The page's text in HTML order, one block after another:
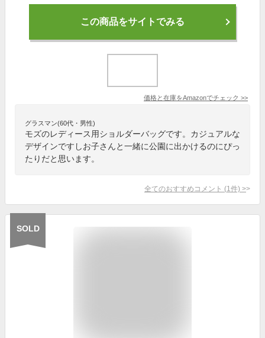
この商品をサイトでみる
価格と在庫をAmazonでチェック >>
グラスマン(60代・男性)
モズのレディース用ショルダーバッグです。カジュアルな
デザインですしお子さんと一緒に公園に出かけるのにぴっ
たりだと思います。
全てのおすすめコメント (1 件) >
SOLD